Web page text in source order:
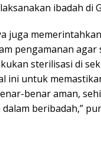
ibadah di
juga
pengamanan agar
sterilisasi di
ini untuk
benar aman,
beribadah,”